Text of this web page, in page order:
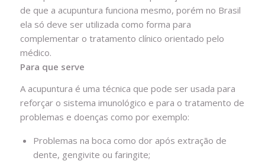
de que a acupuntura funciona mesmo, porém no Brasil
ela só deve ser utilizada como forma para
complementar o tratamento clínico orientado pelo
médico.
Para que serve
A acupuntura é uma técnica que pode ser usada para
reforçar o sistema imunológico e para o tratamento de
problemas e doenças como por exemplo:
Problemas na boca como dor após extração de
dente, gengivite ou faringite;